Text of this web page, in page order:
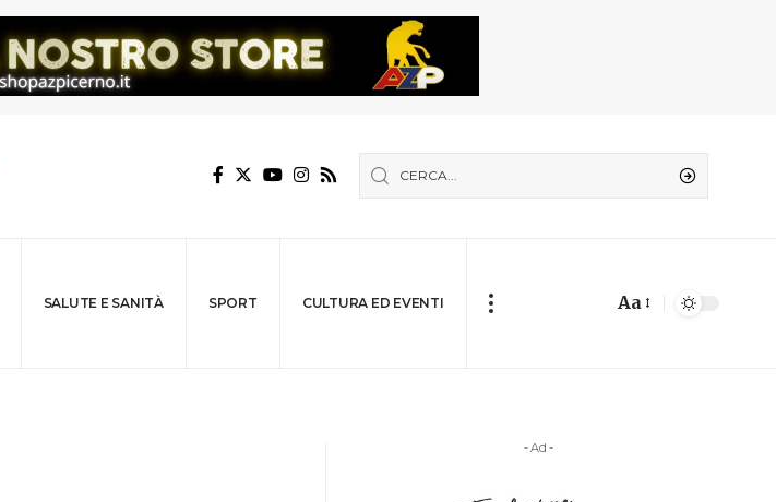
SALUTE E SANITÀ SPORT CULTURA ED EVENTI Aa
- Ad -